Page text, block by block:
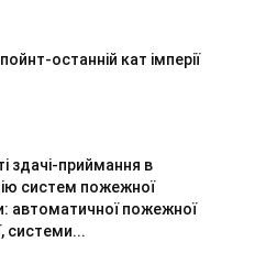
останній кат імперії
здачі-приймання в
систем пожежної
автоматичної пожежної
системи...